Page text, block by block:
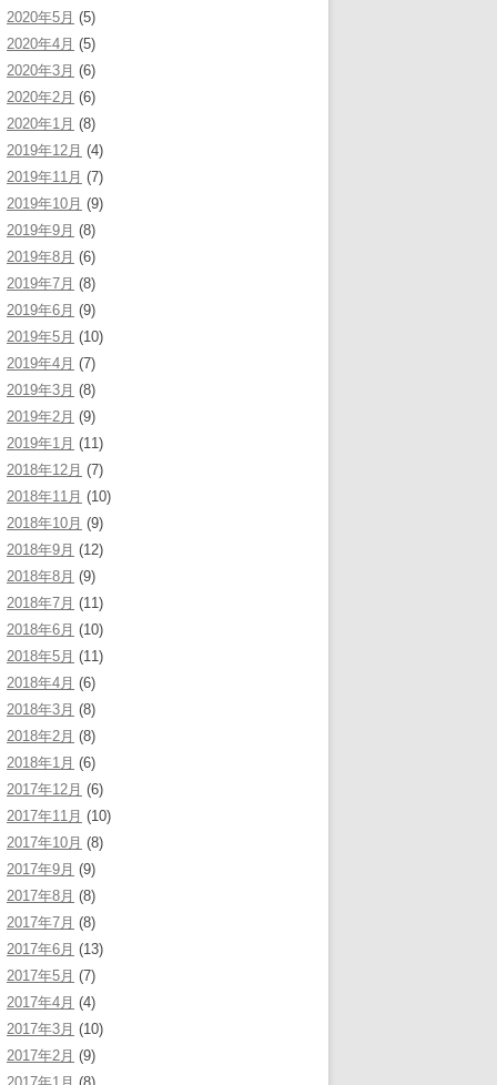
2020年5月 (5)
2020年4月 (5)
2020年3月 (6)
2020年2月 (6)
2020年1月 (8)
2019年12月 (4)
2019年11月 (7)
2019年10月 (9)
2019年9月 (8)
2019年8月 (6)
2019年7月 (8)
2019年6月 (9)
2019年5月 (10)
2019年4月 (7)
2019年3月 (8)
2019年2月 (9)
2019年1月 (11)
2018年12月 (7)
2018年11月 (10)
2018年10月 (9)
2018年9月 (12)
2018年8月 (9)
2018年7月 (11)
2018年6月 (10)
2018年5月 (11)
2018年4月 (6)
2018年3月 (8)
2018年2月 (8)
2018年1月 (6)
2017年12月 (6)
2017年11月 (10)
2017年10月 (8)
2017年9月 (9)
2017年8月 (8)
2017年7月 (8)
2017年6月 (13)
2017年5月 (7)
2017年4月 (4)
2017年3月 (10)
2017年2月 (9)